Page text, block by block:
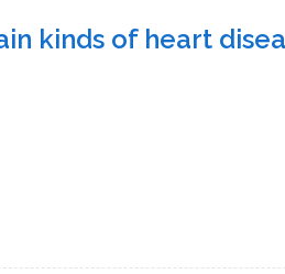
kinds of heart